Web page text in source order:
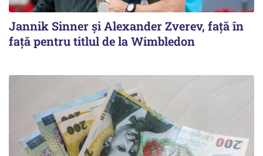
Jannik Sinner și Alexander Zverev, față în
față pentru titlul de la Wimbledon